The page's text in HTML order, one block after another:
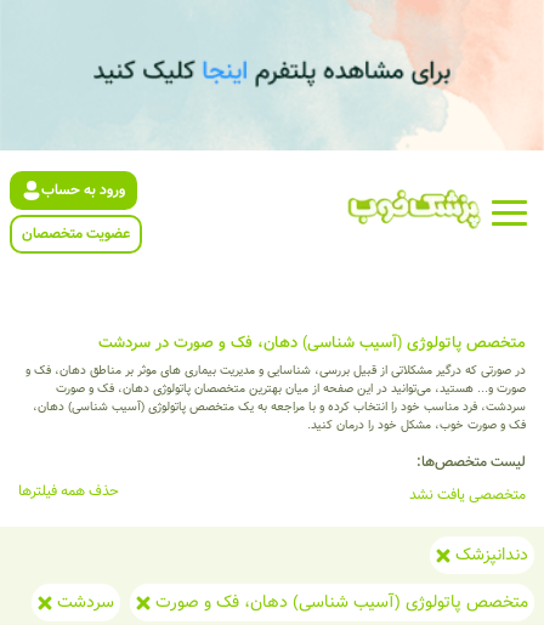
ورود به حساب
عضویت متخصصان
متخصص پاتولوژی (آسیب شناسی) دهان، فک و صورت در سردشت
در صورتی که درگیر مشکلاتی از قبیل بررسی، شناسایی و مدیریت بیماری های موثر بر مناطق دهان، فک و
صورت و... هستید، می‌توانید در این صفحه از میان بهترین متخصصان پاتولوژی دهان، فک و صورت
سردشت، فرد مناسب خود را انتخاب کرده و با مراجعه به یک متخصص پاتولوژی (آسیب شناسی) دهان،
فک و صورت خوب، مشکل خود را درمان کنید.
لیست متخصص‌ها:
متخصصی یافت نشد
حذف همه فیلترها
دندانپزشک
متخصص پاتولوژی (آسیب شناسی) دهان، فک و صورت
سردشت